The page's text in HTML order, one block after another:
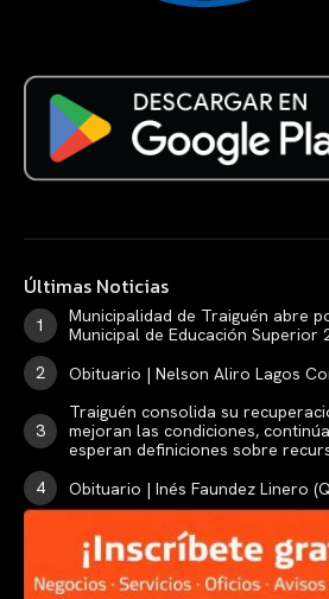
Últimas Noticias
Municipalidad de Traiguén abre
Municipal de Educación Superior
Obituario | Nelson Aliro Lagos
Traiguén consolida su
mejoran las condiciones,
esperan definiciones sobre
Obituario | Inés Faundez Linero